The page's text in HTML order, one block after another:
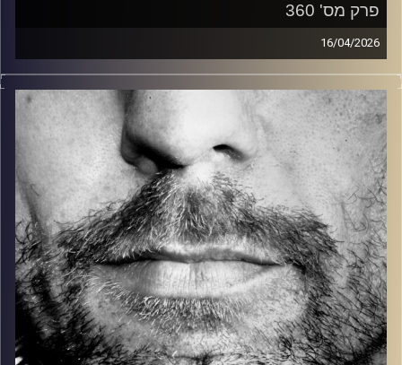
פרק מס' 360
16/04/2026
זיפים, מוזיקה מחוספסת של הופעות חיות. הרבה ג'אם, רוק,
בלוז, bluegrass, ג'אז, Fאנק, פרוגרסיב ואפילו אלקטרוניקה.
כל מה שחי, אמיתי ונושם.
עם שמוליק רגב.
קרדיט תמונות: David Goehring